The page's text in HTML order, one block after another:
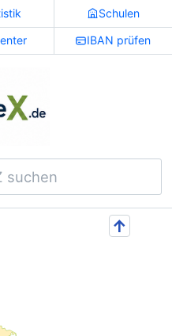
Schulen
IBAN prüfen
↑